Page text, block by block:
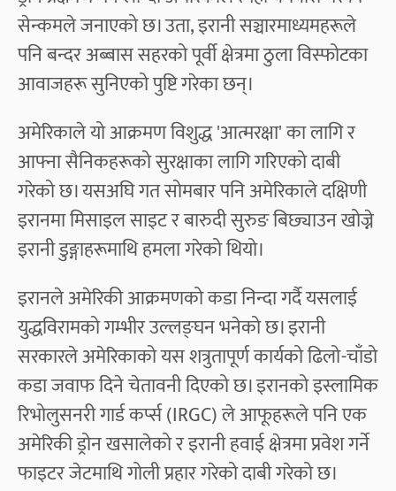
सेन्कमले जनाएको छ। उता, इरानी सञ्चारमाध्यमहरूले
पनि बन्दर अब्बास सहरको पूर्वी क्षेत्रमा ठुला विस्फोटका
आवाजहरू सुनिएको पुष्टि गरेका छन्।
अमेरिकाले यो आक्रमण विशुद्ध 'आत्मरक्षा' का लागि र
आफ्ना सैनिकहरूको सुरक्षाका लागि गरिएको दाबी
गरेको छ। यसअघि गत सोमबार पनि अमेरिकाले दक्षिणी
इरानमा मिसाइल साइट र बारुदी सुरुङ बिछ्याउन खोज्ने
इरानी डुङ्गाहरूमाथि हमला गरेको थियो।
इरानले अमेरिकी आक्रमणको कडा निन्दा गर्दै यसलाई
युद्धविरामको गम्भीर उल्लङ्घन भनेको छ। इरानी
सरकारले अमेरिकाको यस शत्रुतापूर्ण कार्यको ढिलो-चाँडो
कडा जवाफ दिने चेतावनी दिएको छ। इरानको इस्लामिक
रिभोलुसनरी गार्ड कर्प्स (IRGC) ले आफूहरूले पनि एक
अमेरिकी ड्रोन खसालेको र इरानी हवाई क्षेत्रमा प्रवेश गर्ने
फाइटर जेटमाथि गोली प्रहार गरेको दाबी गरेको छ।